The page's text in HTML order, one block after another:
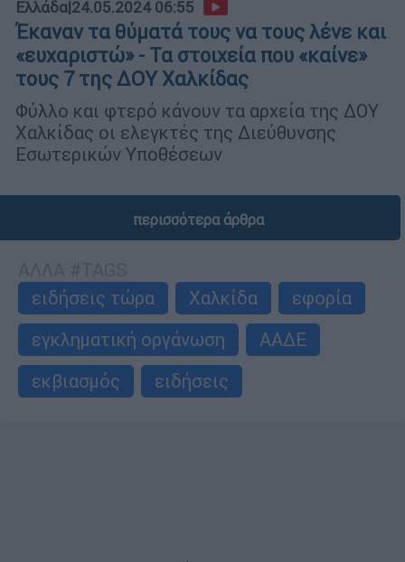
Ελλάδα|24.05.2024 06:55
Έκαναν τα θύματά τους να τους λένε και
«ευχαριστώ» - Τα στοιχεία που «καίνε»
τους 7 της ΔΟΥ Χαλκίδας
Φύλλο και φτερό κάνουν τα αρχεία της ΔΟΥ
Χαλκίδας οι ελεγκτές της Διεύθυνσης
Εσωτερικών Υποθέσεων
περισσότερα άρθρα
ειδήσεις τώρα
Χαλκίδα
εφορία
εγκληματική οργάνωση
ΑΑΔΕ
εκβιασμός
ειδήσεις